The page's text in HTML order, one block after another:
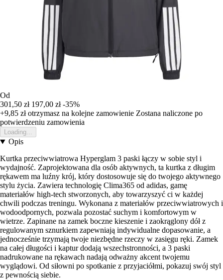
Od
301,50 zł 197,00 zł -35%
+9,85 złotrzymasz na kolejne zamowienie Zostana naliczone po
potwierdzeniu zamowienia
Loading...
Opis
Kurtka przeciwwiatrowa Hyperglam 3 paski łączy w sobie styl i
wydajność. Zaprojektowana dla osób aktywnych, ta kurtka z długim
rękawem ma luźny krój, który dostosowuje się do twojego aktywnego
stylu życia. Zawiera technologię Clima365 od adidas, gamę
materiałów high-tech stworzonych, aby towarzyszyć ci w każdej
chwili podczas treningu. Wykonana z materiałów przeciwwiatrowych i
wodoodpornych, pozwala pozostać suchym i komfortowym w
wietrze. Zapinane na zamek boczne kieszenie i zaokrąglony dół z
regulowanym sznurkiem zapewniają indywidualne dopasowanie, a
jednocześnie trzymają twoje niezbędne rzeczy w zasięgu ręki. Zamek
na całej długości i kaptur dodają wszechstronności, a 3 paski
nadrukowane na rękawach nadają odważny akcent twojemu
wyglądowi. Od siłowni po spotkanie z przyjaciółmi, pokazuj swój styl
z pewnością siebie.